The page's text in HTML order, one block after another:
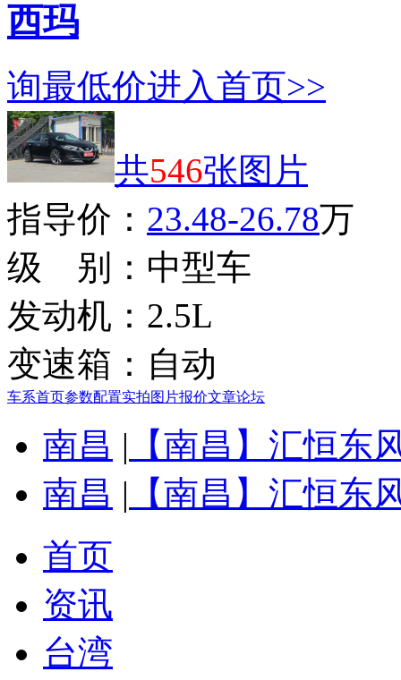
西玛
询最低价进入首页>>
共546张图片
指导价： 23.48-26.78万
级 别： 中型车
发动机： 2.5L
变速箱： 自动
车系首页参数配置实拍图片报价文章论坛
南昌 | 【南昌】汇恒东
南昌 | 【南昌】汇恒东
首页
资讯
台湾